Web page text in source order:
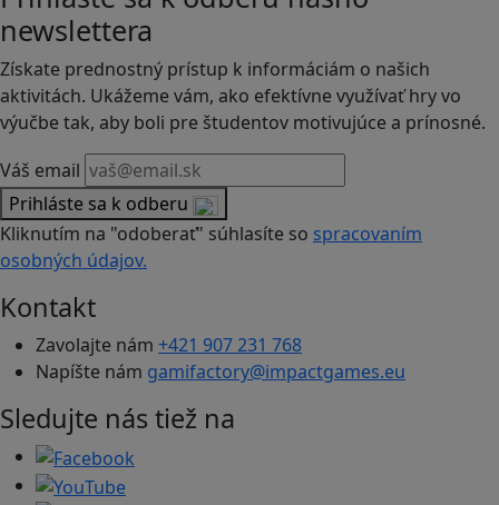
newslettera
Získate prednostný prístup k informáciám o našich
aktivitách. Ukážeme vám, ako efektívne využívať hry vo
výučbe tak, aby boli pre študentov motivujúce a prínosné.
Váš email
Prihláste sa k odberu
Kliknutím na "odoberať" súhlasíte so spracovaním
osobných údajov.
Kontakt
Zavolajte nám +421 907 231 768
Napíšte nám gamifactory@impactgames.eu
Sledujte nás tiež na